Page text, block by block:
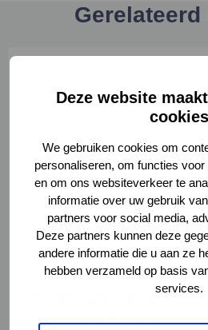
Deze website
cookies
We gebruiken cookies om
personaliseren, om functies
en om ons websiteverkeer te
informatie over uw gebruik
partners voor social media,
Deze partners kunnen deze
andere informatie die u aan ze
hebben verzameld op basis
services.
Lobby
Rondetafelgesprek
26 maart 2025
Lees